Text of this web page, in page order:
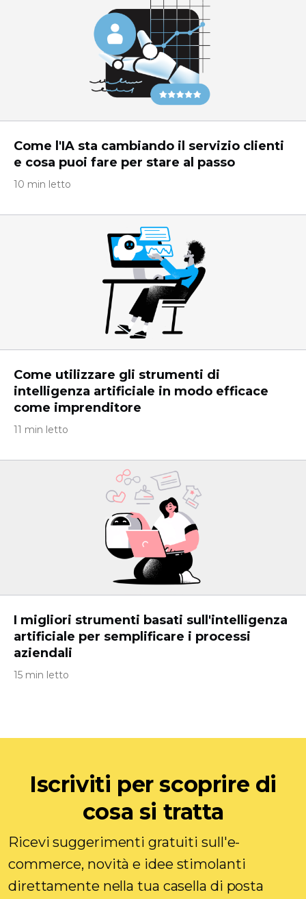
Come l'IA sta cambiando il servizio clienti
e cosa puoi fare per stare al passo
10 min letto
Come utilizzare gli strumenti di
intelligenza artificiale in modo efficace
come imprenditore
11 min letto
I migliori strumenti basati sull'intelligenza
artificiale per semplificare i processi
aziendali
15 min letto
Iscriviti per scoprire di
cosa si tratta
Ricevi suggerimenti gratuiti sull'e-
commerce, novità e idee stimolanti
direttamente nella tua casella di posta